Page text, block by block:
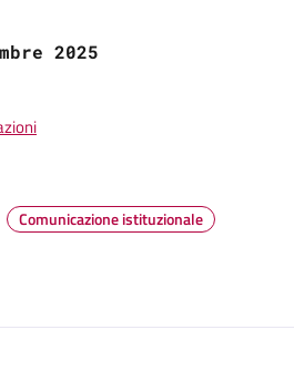
2025
Comunicazione istituzionale